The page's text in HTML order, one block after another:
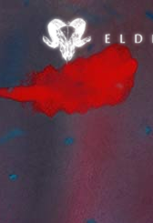
Accordions & Toggles
Buttons